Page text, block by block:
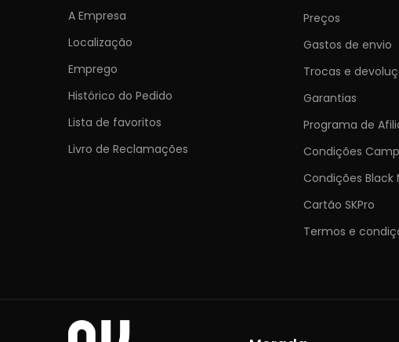
A Empresa
Localização
Emprego
Histórico do Pedido
Lista de favoritos
Livro de Reclamações
Preços
Gastos de envio
Trocas e
Garantias
Programa de
Condições
Condições Black
Cartão SKPro
Termos e